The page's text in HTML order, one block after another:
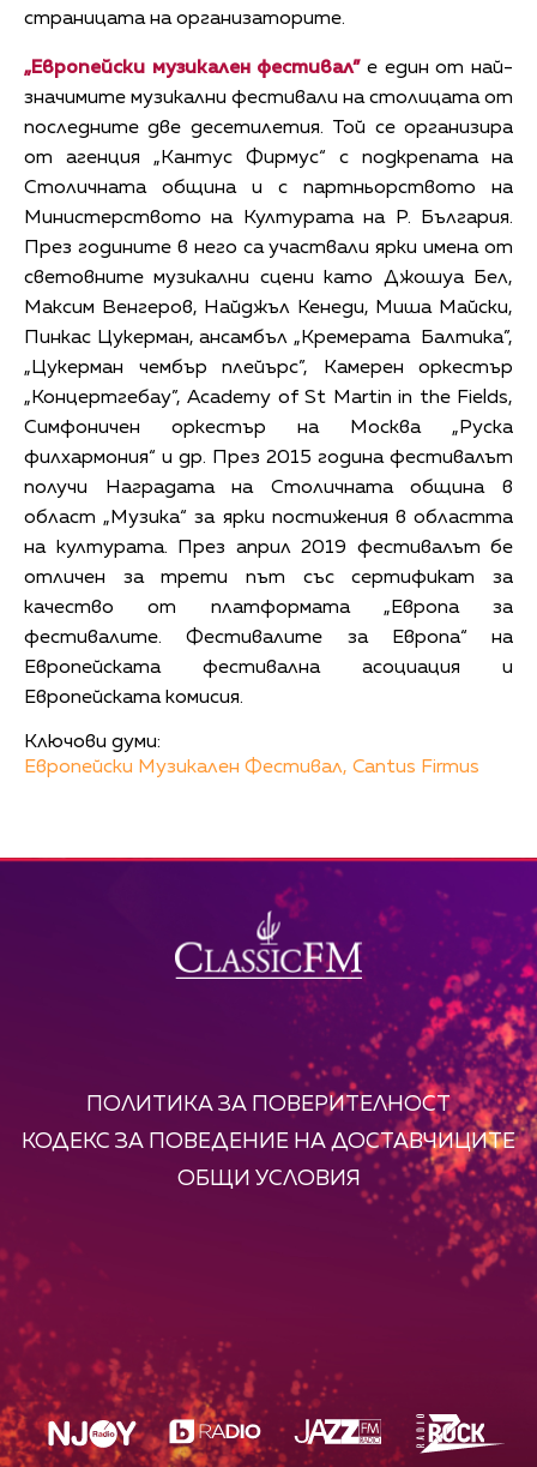
страницата на организаторите.
„Европейски музикален фестивал” е един от най-
значимите музикални фестивали на столицата от
последните две десетилетия. Той се организира
от агенция „Кантус Фирмус“ с подкрепата на
Столичната община и с партньорството на
Министерството на Културата на Р. България.
През годините в него са участвали ярки имена от
световните музикални сцени като Джошуа Бел,
Максим Венгеров, Найджъл Кенеди, Миша Майски,
Пинкас Цукерман, ансамбъл „Кремерата Балтика”,
„Цукерман чембър плейърс”, Камерен оркестър
„Концертгебау”, Academy of St Martin in the Fields,
Симфоничен оркестър на Москва „Руска
филхармония“ и др. През 2015 година фестивалът
получи Наградата на Столичната община в
област „Музика“ за ярки постижения в областта
на културата. През април 2019 фестивалът бе
отличен за трети път със сертификат за
качество от платформата „Европа за
фестивалите. Фестивалите за Европа“ на
Европейската фестивална асоциация и
Европейската комисия.
Ключови думи:
Европейски Музикален Фестивал, Cantus Firmus
ПОЛИТИКА ЗА ПОВЕРИТЕЛНОСТ
КОДЕКС ЗА ПОВЕДЕНИЕ НА ДОСТАВЧИЦИТЕ
ОБЩИ УСЛОВИЯ